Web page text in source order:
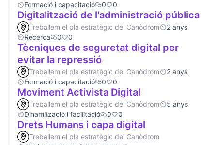
Formació i capacitació
0 0
Digitalització de l'administració pública
Treballem el pla estratègic del Canòdrom
2 anys
Recerca
0 0
Tècniques de seguretat digital per
evitar la repressió
Treballem el pla estratègic del Canòdrom
2 anys
Formació i capacitació
0 0
Moviment Activista Digital
Treballem el pla estratègic del Canòdrom
5 anys
Dinamització i facilitació
0 0
Drets Humans i capa digital
Treballem el pla estratègic del Canòdrom